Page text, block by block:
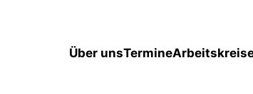
Über unsTermine